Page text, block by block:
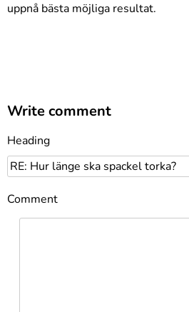
uppnå bästa möjliga resultat.
Write comment
Heading
Comment